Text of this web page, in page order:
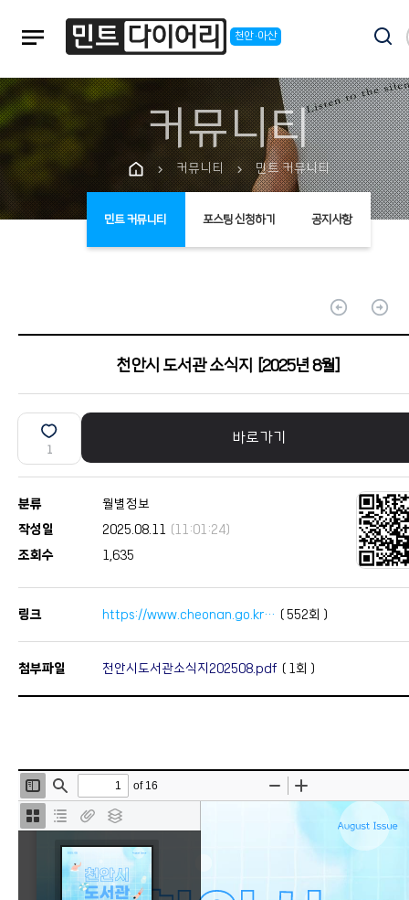
notes 천안·아산
커뮤니티
chevron_right 커뮤니티 chevron_right 민트 커뮤니티
민트 커뮤니티 포스팅 신청하기 공지사항
arrow_circle_up arrow_circle_up
천안시 도서관 소식지 [2025년 8월]
1
바로가기
분류
월별정보
작성일
2025.08.11
(11:01:24)
조회수
1,635
링크 https://www.cheonan.go.kr… (552회 )
첨부파일 천안시도서관소식지202508.pdf ( 1 회 )